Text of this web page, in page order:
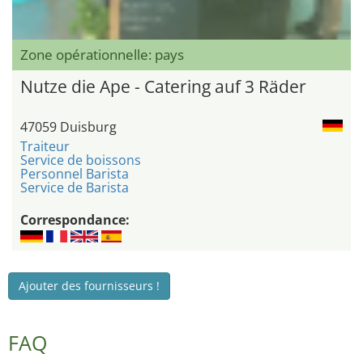
Zone opérationnelle: pays
Nutze die Ape - Catering auf 3 Räder
47059 Duisburg
Traiteur
Service de boissons
Personnel Barista
Service de Barista
Correspondance:
Ajouter des fournisseurs !
FAQ